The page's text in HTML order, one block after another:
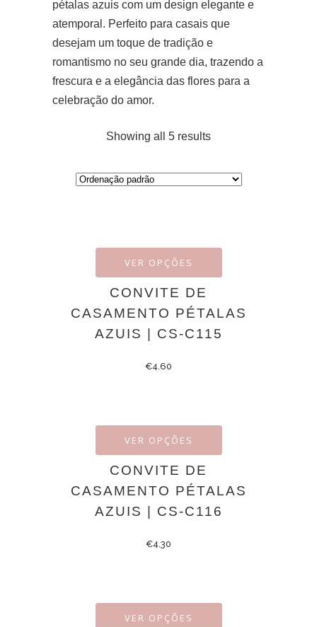
pétalas azuis com um design elegante e
atemporal. Perfeito para casais que
desejam um toque de tradição e
romantismo no seu grande dia, trazendo a
frescura e a elegância das flores para a
celebração do amor.
Showing all 5 results
VER OPÇÕES
CONVITE DE
CASAMENTO PÉTALAS
AZUIS | CS-C115
€4.60
VER OPÇÕES
CONVITE DE
CASAMENTO PÉTALAS
AZUIS | CS-C116
€4.30
VER OPÇÕES